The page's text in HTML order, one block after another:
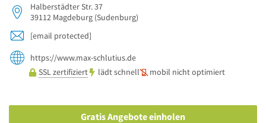
Halberstädter Str. 37
39112 Magdeburg (Sudenburg)
[email protected]
https://www.max-schlutius.de
SSL zertifiziert
lädt schnell mobil nicht optimiert
Gratis Angebote einholen